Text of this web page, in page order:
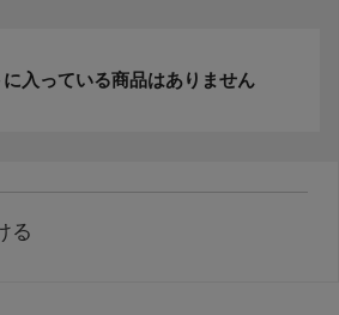
入っている商品はありません